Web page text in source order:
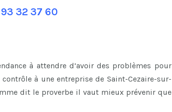
32 37 60
à attendre d’avoir des problèmes pour
à une entreprise de Saint-Cezaire-sur-
dit le proverbe il vaut mieux prévenir que